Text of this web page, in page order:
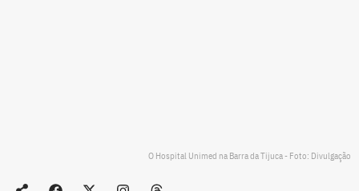
O Hospital Unimed na Barra da Tijuca - Foto: Divulgação